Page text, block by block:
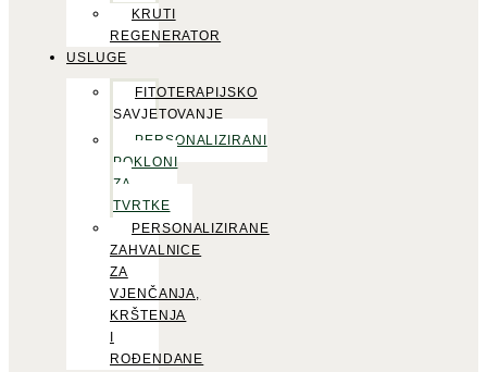
KRUTI
REGENERATOR
USLUGE
FITOTERAPIJSKO
SAVJETOVANJE
PERSONALIZIRANI
POKLONI
ZA
TVRTKE
PERSONALIZIRANE
ZAHVALNICE
ZA
VJENČANJA,
KRŠTENJA
ROĐENDANE